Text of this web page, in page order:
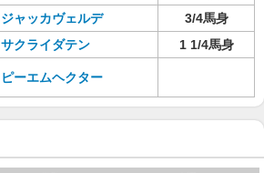
ジャッカヴェルデ
3/4馬身
サクライダテン
1 1/4馬身
ピーエムヘクター